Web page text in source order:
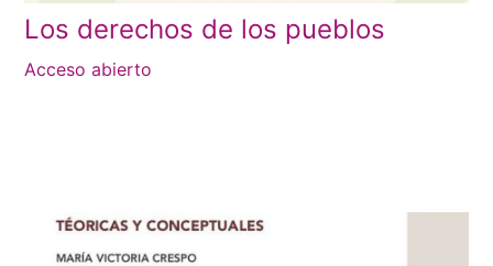
Los derechos de los pueblos
Acceso abierto